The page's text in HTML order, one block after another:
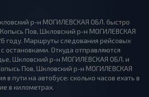
р-н МОГИЛЕВСКАЯ ОБЛ. быстро
Пов, Шкловский р-н МОГИЛЕВСКАЯ
году. Маршруты следования рейсовых
остановками. Откуда отправляются
Шкловский р-н МОГИЛЕВСКАЯ ОБЛ. и
Пов, Шкловский р-н МОГИЛЕВСКАЯ
в пути на автобусе: сколько часов ехать в
в километрах.